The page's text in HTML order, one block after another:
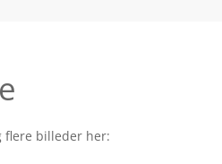
flere billeder her: